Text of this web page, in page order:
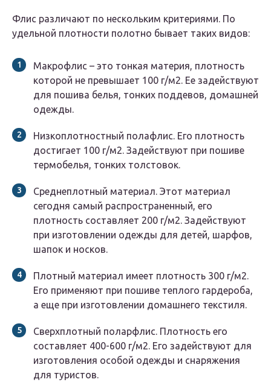
Флис различают по нескольким критериями. По
удельной плотности полотно бывает таких видов:
Макрофлис – это тонкая материя, плотность
которой не превышает 100 г/м2. Ее задействуют
для пошива белья, тонких поддевов, домашней
одежды.
Низкоплотностный полафлис. Его плотность
достигает 100 г/м2. Задействуют при пошиве
термобелья, тонких толстовок.
Среднеплотный материал. Этот материал
сегодня самый распространенный, его
плотность составляет 200 г/м2. Задействуют
при изготовлении одежды для детей, шарфов,
шапок и носков.
Плотный материал имеет плотность 300 г/м2.
Его применяют при пошиве теплого гардероба,
а еще при изготовлении домашнего текстиля.
Сверхплотный поларфлис. Плотность его
составляет 400-600 г/м2. Его задействуют для
изготовления особой одежды и снаряжения
для туристов.